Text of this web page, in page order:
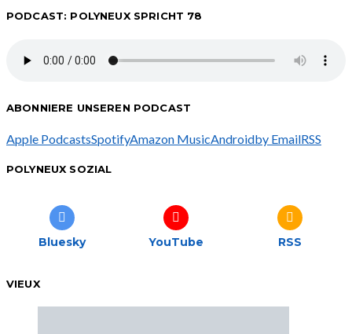
PODCAST: POLYNEUX SPRICHT 78
ABONNIERE UNSEREN PODCAST
Apple PodcastsSpotifyAmazon MusicAndroidby EmailRSS
POLYNEUX SOZIAL
Bluesky YouTube RSS
VIEUX